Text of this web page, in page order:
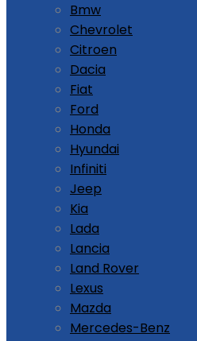
Bmw
Chevrolet
Citroen
Dacia
Fiat
Ford
Honda
Hyundai
Infiniti
Jeep
Kia
Lada
Lancia
Land Rover
Lexus
Mazda
Mercedes-Benz